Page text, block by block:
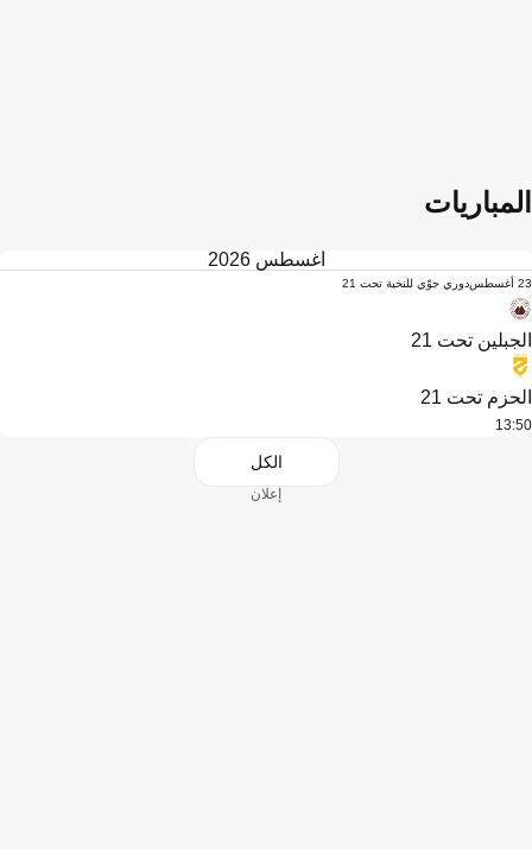
المباريات
أغسطس 2026
23 أغسطس دوري جوّي للنخبة تحت 21
الجبلين تحت 21
الحزم تحت 21
13:50
الكل
إعلان